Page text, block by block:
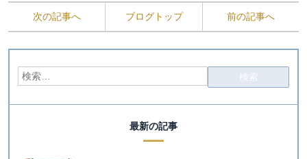
次の記事へ ブログトップ 前の記事へ
最新の記事